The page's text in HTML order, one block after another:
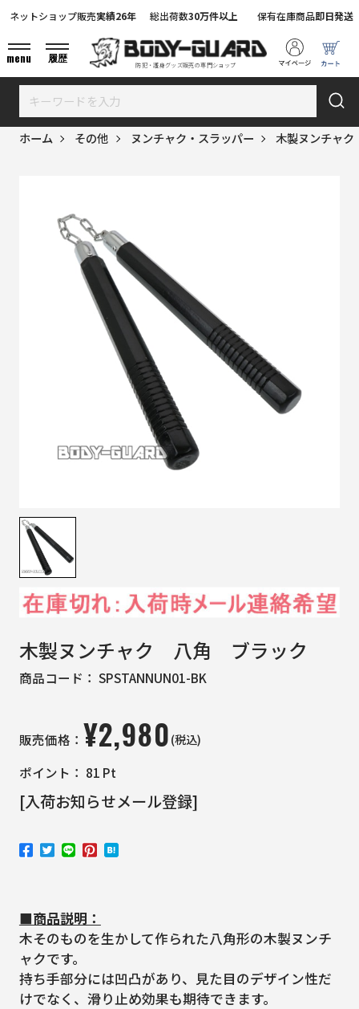
防犯・護身グッズ販売の専門ショップ
ネットショップ販売実績26年 総出荷数30万件以上 保有在庫商品即日発送
menu 履歴
ホーム その他 ヌンチャク・スラッパー 木製ヌンチャク
木製ヌンチャク 八角 ブラック
商品コード： SPSTANNUN01-BK
販売価格： ¥2,980(税込)
ポイント： 81 Pt
[入荷お知らせメール登録]
■商品説明：
木そのものを生かして作られた八角形の木製ヌンチ
ャクです。
持ち手部分には凹凸があり、見た目のデザイン性だ
けでなく、滑り止め効果も期待できます。